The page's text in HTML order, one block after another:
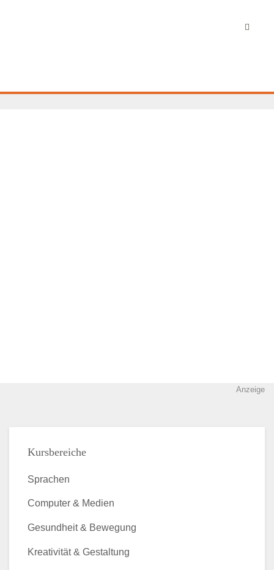
Anzeige
Kursbereiche
Sprachen
Computer & Medien
Gesundheit & Bewegung
Kreativität & Gestaltung